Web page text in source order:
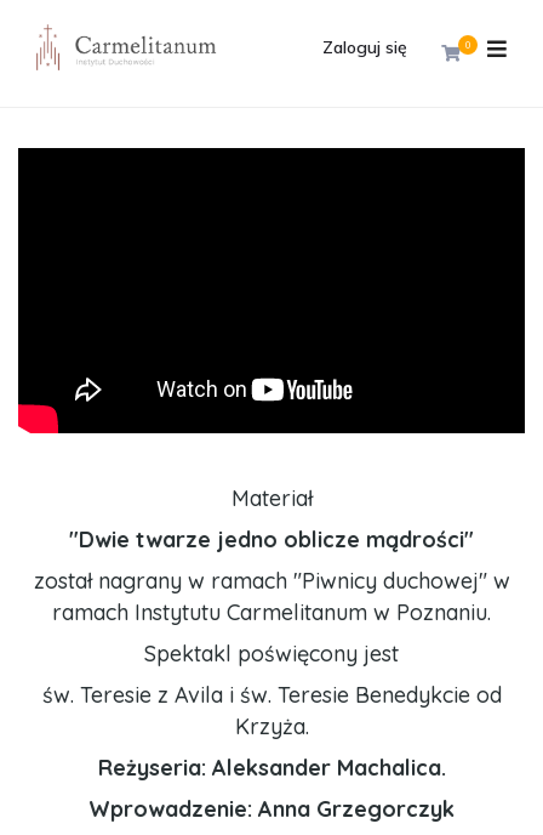
0
Zaloguj się
Materiał
"Dwie twarze jedno oblicze mądrości"
został nagrany w ramach "Piwnicy duchowej" w
ramach Instytutu Carmelitanum w Poznaniu.
Spektakl poświęcony jest
św. Teresie z Avila i św. Teresie Benedykcie od
Krzyża.
Reżyseria: Aleksander Machalica.
Wprowadzenie: Anna Grzegorczyk